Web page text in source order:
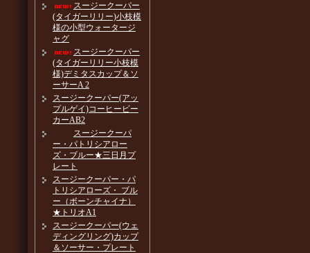
スージークーパー
(タイガーリリー)小枝模
様の小型ウォータージ
ャグ
スージークーパー
(タイガーリリー小枝模
様)デミタスカップ＆ソ
ーサーA 2
スージークーパー(アッ
プルゲイ)コーヒービー
カーAB2
スージークーパ
ー・パトリシアロー
ズ・ブルー★三日月プ
レート
スージークーパー・パ
トリシアローズ・ ブル
ー（ボーンチャイナ）
★トリオA1
スージークーパー(ウェ
ディングリング)カップ
＆ソーサー・プレート